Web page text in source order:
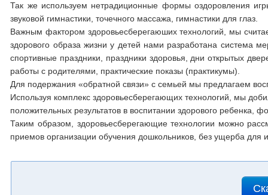
Так же используем нетрадиционные формы оздоровления
звуковой гимнастики, точечного массажа, гимнастики для глаз.
Важным фактором здоровьесберегаюших технологий, мы
здорового образа жизни у детей нами разработана система
спортивные праздники, праздники здоровья, дни открытых
работы с родителями, практические показы (практикумы).
Для подержания «обратной связи» с семьей мы предлагаем
Используя комплекс здоровьесберегающих технологий, мы
положительных результатов в воспитании здорового ребенка,
Таким образом, здоровьесберегающие технологии можно
приемов организации обучения дошкольников, без ущерба для